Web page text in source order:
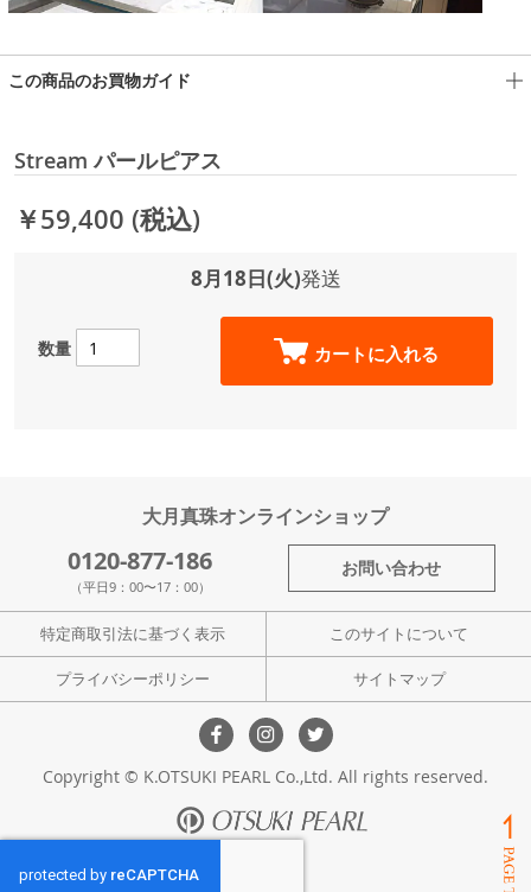
この商品のお買物ガイド
Stream パールピアス
￥59,400 (税込)
8月18日(火)発送
数量 カートに入れる
大月真珠オンラインショップ
0120-877-186
（平日9：00〜17：00）
お問い合わせ
特定商取引法に基づく表示 このサイトについて
プライバシーポリシー サイトマップ
Copyright © K.OTSUKI PEARL Co.,Ltd. All rights reserved.